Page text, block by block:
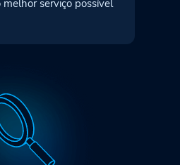
melhor serviço possível